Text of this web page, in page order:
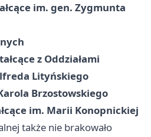
im. gen. Zygmunta
z Oddziałami
Lityńskiego
Brzostowskiego
im. Marii Konopnickiej
także nie brakowało